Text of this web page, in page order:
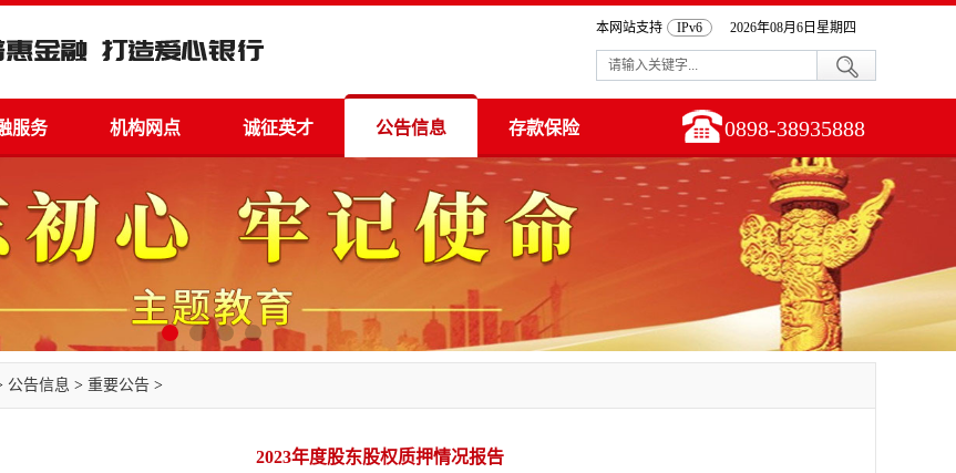
本网站支持 IPv6 2026年08月6日星期四
服务 机构网点 诚征英才 公告信息 存款保险 0898-38935888
公告信息 > 重要公告 >
2023年度股东股权质押情况报告